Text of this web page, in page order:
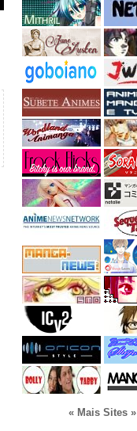
« Mais Sites »